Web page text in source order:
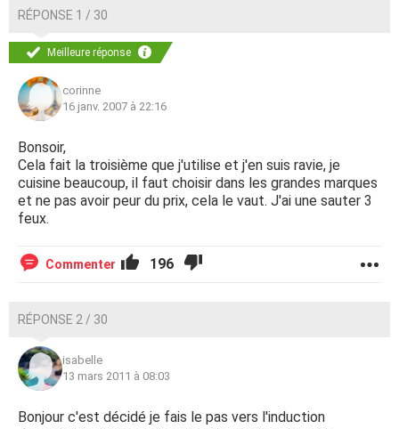
RÉPONSE 1 / 30
Meilleure réponse
corinne
16 janv. 2007 à 22:16
Bonsoir,
Cela fait la troisième que j'utilise et j'en suis ravie, je
cuisine beaucoup, il faut choisir dans les grandes marques
et ne pas avoir peur du prix, cela le vaut. J'ai une sauter 3
feux.
Commenter 196
RÉPONSE 2 / 30
isabelle
13 mars 2011 à 08:03
Bonjour c'est décidé je fais le pas vers l'induction